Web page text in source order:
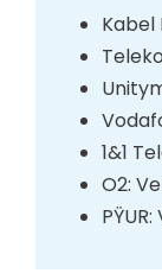
Kabel
1&1
O2: